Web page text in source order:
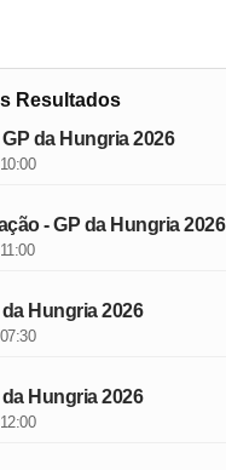
Resultados
da Hungria 2026
- GP da Hungria 2026
Hungria 2026
Hungria 2026